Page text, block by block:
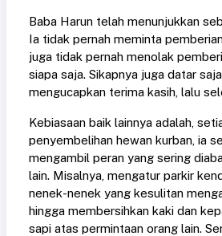
Baba Harun telah menunjukkan
Ia tidak pernah meminta
juga tidak pernah menolak
siapa saja. Sikapnya juga datar
mengucapkan terima kasih, lalu
Kebiasaan baik lainnya adalah,
penyembelihan hewan kurban, ia
mengambil peran yang sering
lain. Misalnya, mengatur parkir
nenek-nenek yang kesulitan
hingga membersihkan kaki dan
sapi atas permintaan orang lain.